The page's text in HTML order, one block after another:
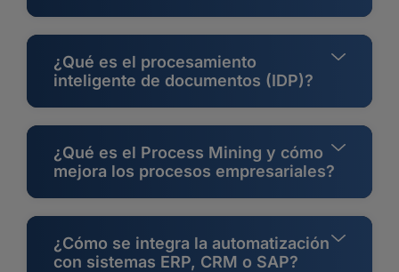
¿Qué es el procesamiento
inteligente de documentos (IDP)?
¿Qué es el Process Mining y cómo
mejora los procesos empresariales?
¿Cómo se integra la automatización
con sistemas ERP, CRM o SAP?